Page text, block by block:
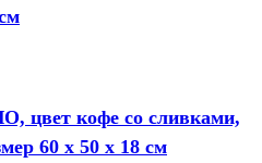
цвет кофе со сливками,
60 х 50 х 18 см